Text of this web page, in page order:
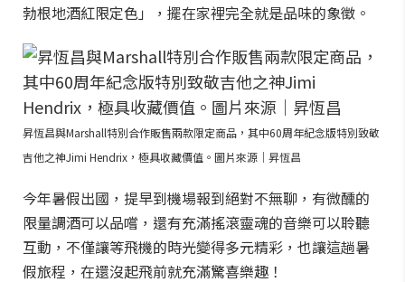
勃根地酒紅限定色」，擺在家裡完全就是品味的象徵。
昇恆昌與Marshall特別合作販售兩款限定商品，其中60周年紀念版特別致敬
吉他之神Jimi Hendrix，極具收藏價值。圖片來源｜昇恆昌
今年暑假出國，提早到機場報到絕對不無聊，有微醺的
限量調酒可以品嚐，還有充滿搖滾靈魂的音樂可以聆聽
互動，不僅讓等飛機的時光變得多元精彩，也讓這趟暑
假旅程，在還沒起飛前就充滿驚喜樂趣！